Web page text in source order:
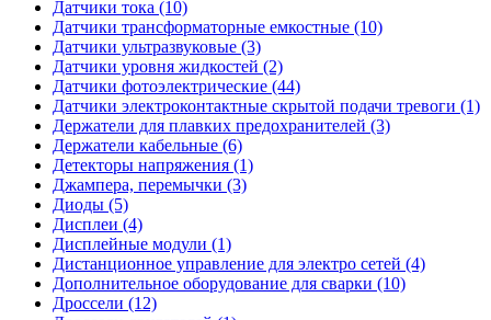
Датчики тока (10)
Датчики трансформаторные емкостные (10)
Датчики ультразвуковые (3)
Датчики уровня жидкостей (2)
Датчики фотоэлектрические (44)
Датчики электроконтактные скрытой подачи тревоги (1)
Держатели для плавких предохранителей (3)
Держатели кабельные (6)
Детекторы напряжения (1)
Джампера, перемычки (3)
Диоды (5)
Дисплеи (4)
Дисплейные модули (1)
Дистанционное управление для электро сетей (4)
Дополнительное оборудование для сварки (10)
Дроссели (12)